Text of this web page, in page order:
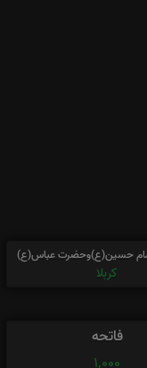
حسین(ع)وحضرت عباس(ع)
کربلا
فاتحه
1,000